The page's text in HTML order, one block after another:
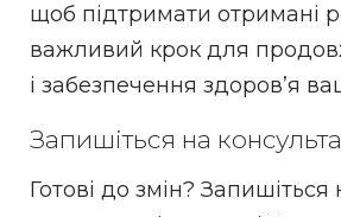
щоб підтримати отримані
важливий крок для
і забезпечення здоров’я
Запишіться на
Готові до змін? Запишіться